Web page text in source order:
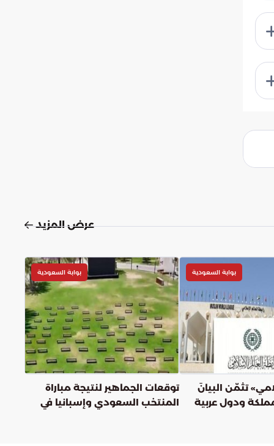
عرض المزيد
بوابة السعودية
تثمّن البيانَ
ودول عربية
بوابة السعودية
توقعات الجماهير لنتيجة مباراة
المنتخب السعودي وإسبانيا في